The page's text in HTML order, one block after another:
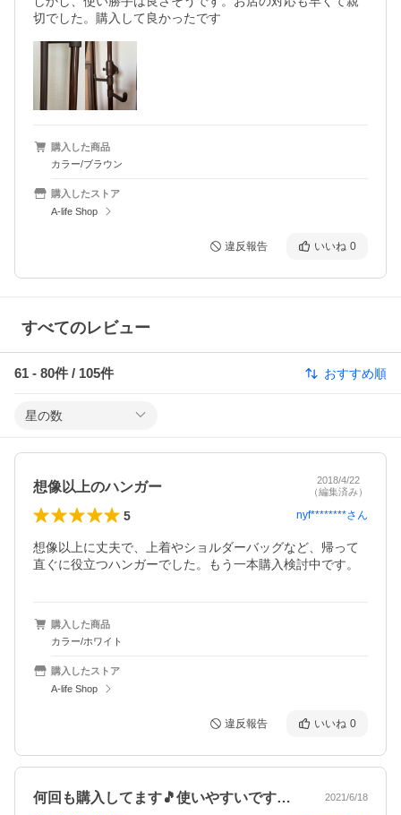
切でした。購入して良かったです
購入した商品
カラー/ブラウン
購入したストア
A-life Shop
違反報告 いいね 0
すべてのレビュー
61 - 80件 / 105件 おすすめ順
星の数
想像以上のハンガー
2018/4/22
（編集済み）
5 nyf********さん
想像以上に丈夫で、上着やショルダーバッグなど、帰って
直ぐに役立つハンガーでした。もう一本購入検討中です。
購入した商品
カラー/ホワイト
購入したストア
A-life Shop
違反報告 いいね 0
何回も購入してます🎵使いやすいですよ！… 2021/6/18